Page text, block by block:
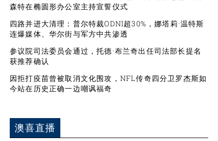
森特在椭圆形办公室主持宣誓仪式
四路并进大清理：普尔特裁ODNI超30%，娜塔莉·温特斯
连爆媒体、华尔街与军方中共渗透
参议院司法委员会通过，托德·布兰奇出任司法部长提名
获推荐确认
因拒打疫苗曾被取消文化围攻，NFL传奇四分卫罗杰斯如
今站在历史正确一边嘲讽福奇
澳喜直播